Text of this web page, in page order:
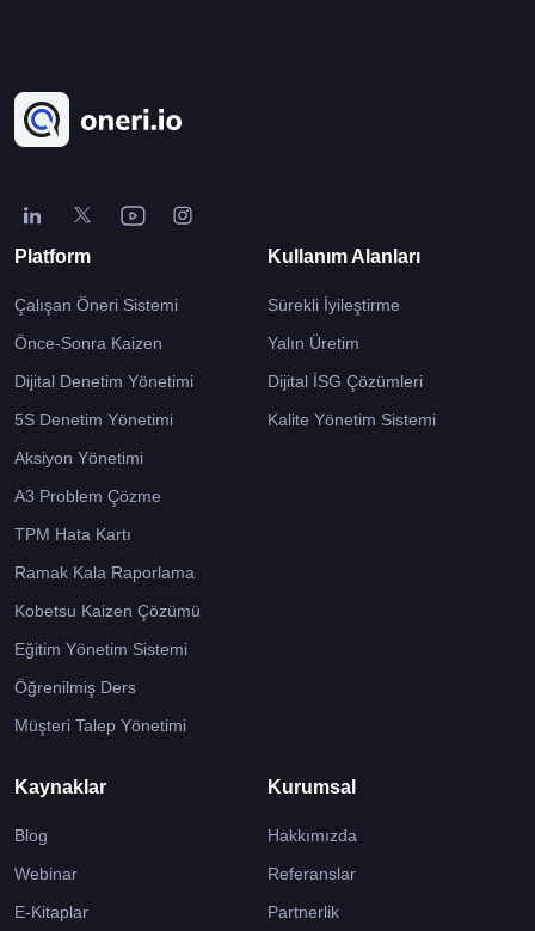
Platform
Çalışan Öneri Sistemi
Önce-Sonra Kaizen
Dijital Denetim Yönetimi
5S Denetim Yönetimi
Aksiyon Yönetimi
A3 Problem Çözme
TPM Hata Kartı
Ramak Kala Raporlama
Kobetsu Kaizen Çözümü
Eğitim Yönetim Sistemi
Öğrenilmiş Ders
Müşteri Talep Yönetimi
Kullanım Alanları
Sürekli İyileştirme
Yalın Üretim
Dijital İSG Çözümleri
Kalite Yönetim Sistemi
Kaynaklar
Blog
Webinar
E-Kitaplar
Kurumsal
Hakkımızda
Referanslar
Partnerlik